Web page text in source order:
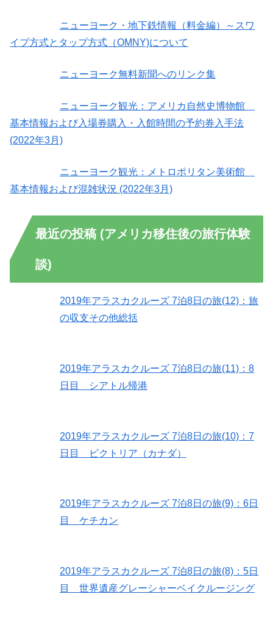
ニューヨーク・地下鉄情報（料金編）～スワ
イプ方式とタップ方式（OMNY)について
ニューヨーク無料新聞へのリンク集
ニューヨーク観光：アメリカ自然史博物館
基本情報および入場券購入・入館時間の予約券入手法
(2022年3月)
ニューヨーク観光：メトロポリタン美術館
基本情報および混雑状況 (2022年3月)
最近の投稿 (アメリカ移住後の旅行体験
談)
2019年アラスカクルーズ 7泊8日の旅(12)：旅
の収支その他総括
2019年アラスカクルーズ 7泊8日の旅(11)：8
日目 シアトル帰港
2019年アラスカクルーズ 7泊8日の旅(10)：7
日目 ビクトリア（カナダ）
2019年アラスカクルーズ 7泊8日の旅(9)：6日
目 ケチカン
2019年アラスカクルーズ 7泊8日の旅(8)：5日
目 世界遺産グレーシャーベイクルージング